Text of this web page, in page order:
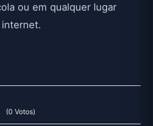
ou em qualquer lugar
(0 Votos)